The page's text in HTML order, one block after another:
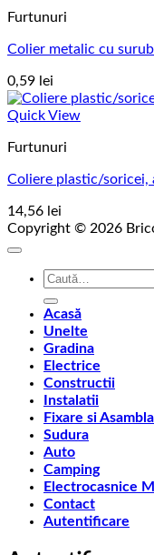
Furtunuri
Colier metalic cu
0,59 lei
Quick View
Furtunuri
Coliere plastic/soricei,
14,56 lei
Copyright © 2026
Caută
Acasă
Unelte
Gradina
Electrice
Constructii
Instalatii
Fixare si
Sudura
Auto
Camping
Electrocasnice
Contact
Autentificare